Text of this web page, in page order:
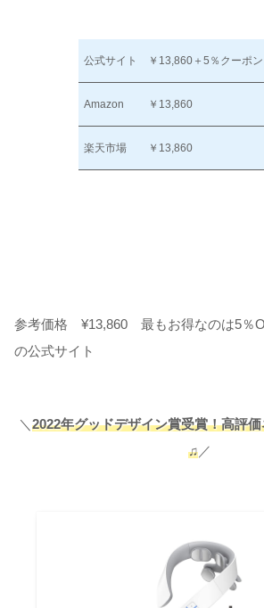
公式サイト ￥13,860＋5％クーポ
Amazon ￥13,860
楽天市場 ￥13,860
参考価格 ¥13,860 最もお得なのは5％
の公式サイト
＼ 2022年グッドデザイン賞受賞！高評
♫／